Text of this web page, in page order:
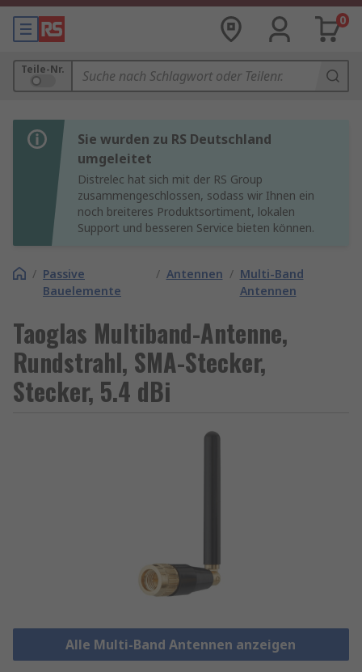
0
Teile-Nr.
Sie wurden zu RS Deutschland
umgeleitet
Distrelec hat sich mit der RS Group
zusammengeschlossen, sodass wir Ihnen ein
noch breiteres Produktsortiment, lokalen
Support und besseren Service bieten können.
/ Passive
Bauelemente
/ Antennen / Multi-Band
Antennen
Taoglas Multiband-Antenne,
Rundstrahl, SMA-Stecker,
Stecker, 5.4 dBi
Alle Multi-Band Antennen anzeigen